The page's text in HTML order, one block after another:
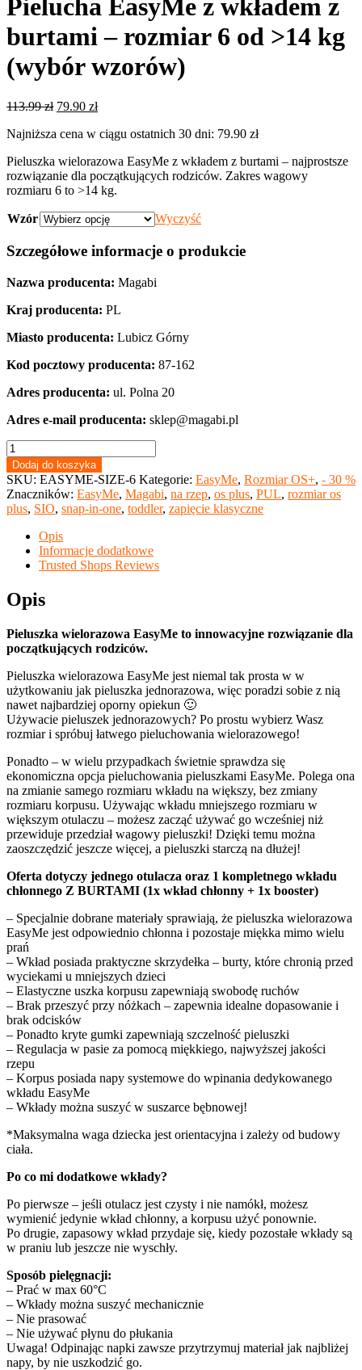
Pielucha EasyMe z wkładem z
burtami – rozmiar 6 od >14 kg
(wybór wzorów)
113.99zł Pierwotna
wynosiła:
79.90 złAktualna
wynosi:
Najniższa cena w ciągu ostatnich 30 dni: 79.90 zł
Pieluszka wielorazowa EasyMe z wkładem z burtami – najprostsze
rozwiązanie dla początkujących rodziców. Zakres wagowy
rozmiaru 6 to >14 kg.
Wzór Wyczyść
Szczegółowe informacje o produkcie
Nazwa producenta: Magabi
Kraj producenta: PL
Miasto producenta: Lubicz Górny
Kod pocztowy producenta: 87-162
Adres producenta: ul. Polna 20
Adres e-mail producenta: sklep@magabi.pl
ilość
Pielucha
EasyMe
z
wkładem
z
burtami
rozmiar
od
>14
(wybór
wzorów)
Dodaj do koszyka
SKU: EASYME-SIZE-6 Kategorie: EasyMe, Rozmiar OS+, - 30 %
Znaczników: EasyMe, Magabi, na rzep, os plus, PUL, rozmiar os
plus, SIO, snap-in-one, toddler, zapięcie klasyczne
Opis
Informacje dodatkowe
Trusted Shops Reviews
Opis
Pieluszka wielorazowa EasyMe to innowacyjne rozwiązanie dla
początkujących rodziców.
Pieluszka wielorazowa EasyMe jest niemal tak prosta w w
użytkowaniu jak pieluszka jednorazowa, więc poradzi sobie z nią
nawet najbardziej oporny opiekun 🙂
Używacie pieluszek jednorazowych? Po prostu wybierz Wasz
rozmiar i spróbuj łatwego pieluchowania wielorazowego!
Ponadto – w wielu przypadkach świetnie sprawdza się
ekonomiczna opcja pieluchowania pieluszkami EasyMe. Polega ona
na zmianie samego rozmiaru wkładu na większy, bez zmiany
rozmiaru korpusu. Używając wkładu mniejszego rozmiaru w
większym otulaczu – możesz zacząć używać go wcześniej niż
przewiduje przedział wagowy pieluszki! Dzięki temu można
zaoszczędzić jeszcze więcej, a pieluszki starczą na dłużej!
Oferta dotyczy jednego otulacza oraz 1 kompletnego wkładu
chłonnego Z BURTAMI (1x wkład chłonny + 1x booster)
– Specjalnie dobrane materiały sprawiają, że pieluszka wielorazowa
EasyMe jest odpowiednio chłonna i pozostaje miękka mimo wielu
prań
– Wkład posiada praktyczne skrzydełka – burty, które chronią przed
wyciekami u mniejszych dzieci
– Elastyczne uszka korpusu zapewniają swobodę ruchów
– Brak przeszyć przy nóżkach – zapewnia idealne dopasowanie i
brak odcisków
– Ponadto kryte gumki zapewniają szczelność pieluszki
– Regulacja w pasie za pomocą miękkiego, najwyższej jakości
rzepu
– Korpus posiada napy systemowe do wpinania dedykowanego
wkładu EasyMe
– Wkłady można suszyć w suszarce bębnowej!
*Maksymalna waga dziecka jest orientacyjna i zależy od budowy
ciała.
Po co mi dodatkowe wkłady?
Po pierwsze – jeśli otulacz jest czysty i nie namókł, możesz
wymienić jedynie wkład chłonny, a korpusu użyć ponownie.
Po drugie, zapasowy wkład przydaje się, kiedy pozostałe wkłady są
w praniu lub jeszcze nie wyschły.
Sposób pielęgnacji:
– Prać w max 60°C
– Wkłady można suszyć mechanicznie
– Nie prasować
– Nie używać płynu do płukania
Uwaga! Odpinając napki zawsze przytrzymuj materiał jak najbliżej
napy, by nie uszkodzić go.